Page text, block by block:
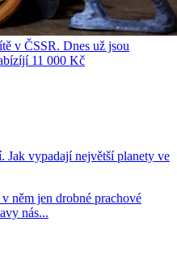
v ČSSR. Dnes už jsou
11 000 Kč
Jak vypadají největší planety ve
něm jen drobné prachové
nás...